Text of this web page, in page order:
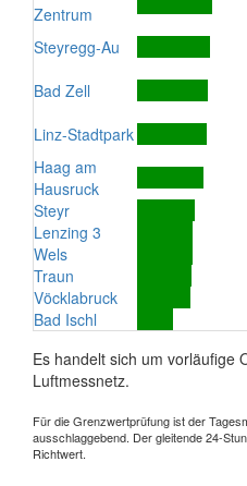
Zentrum
Steyregg-Au
Bad Zell
Linz-Stadtpark
Haag am
Hausruck
Steyr
Lenzing 3
Wels
Traun
Vöcklabruck
Bad Ischl
Es handelt sich um vorläufige
Luftmessnetz.
Für die Grenzwertprüfung ist der
ausschlaggebend. Der gleitende 24-
Richtwert.